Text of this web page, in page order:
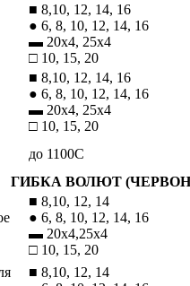
■ 8,10, 12, 14, 16
● 6, 8, 10, 12, 14, 16
▬ 20х4, 25х4
□ 10, 15, 20
■ 8,10, 12, 14, 16
● 6, 8, 10, 12, 14, 16
▬ 20х4, 25х4
□ 10, 15, 20
до 1100С
ГИБКА ВОЛЮТ
■ 8,10, 12, 14
● 6, 8, 10, 12, 14, 16
▬ 20х4,25х4
□ 10, 15, 20
■ 8,10, 12, 14